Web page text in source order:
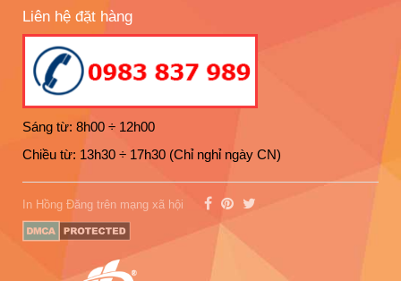
Liên hệ đặt hàng
Sáng từ: 8h00 ÷ 12h00
Chiều từ: 13h30 ÷ 17h30 (Chỉ nghỉ ngày CN)
In Hồng Đăng trên mạng xã hội